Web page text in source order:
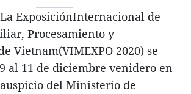
ExposiciónInternacional de
Procesamiento y
Vietnam(VIMEXPO 2020) se
al 11 de diciembre venidero en
del Ministerio de